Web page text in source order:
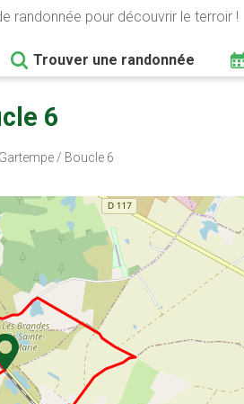
randonnée pour découvrir le terroir !
Trouver une randonnée
6
/ Boucle 6